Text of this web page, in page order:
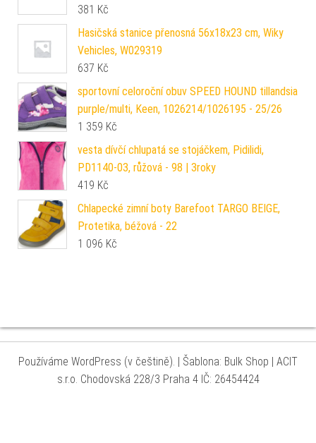
381 Kč
Hasičská stanice přenosná 56x18x23 cm, Wiky
Vehicles, W029319
637 Kč
sportovní celoroční obuv SPEED HOUND tillandsia
purple/multi, Keen, 1026214/1026195 - 25/26
1 359 Kč
vesta dívčí chlupatá se stojáčkem, Pidilidi,
PD1140-03, růžová - 98 | 3roky
419 Kč
Chlapecké zimní boty Barefoot TARGO BEIGE,
Protetika, béžová - 22
1 096 Kč
Používáme WordPress (v češtině). | Šablona: Bulk Shop | ACIT
s.r.o. Chodovská 228/3 Praha 4 IČ: 26454424